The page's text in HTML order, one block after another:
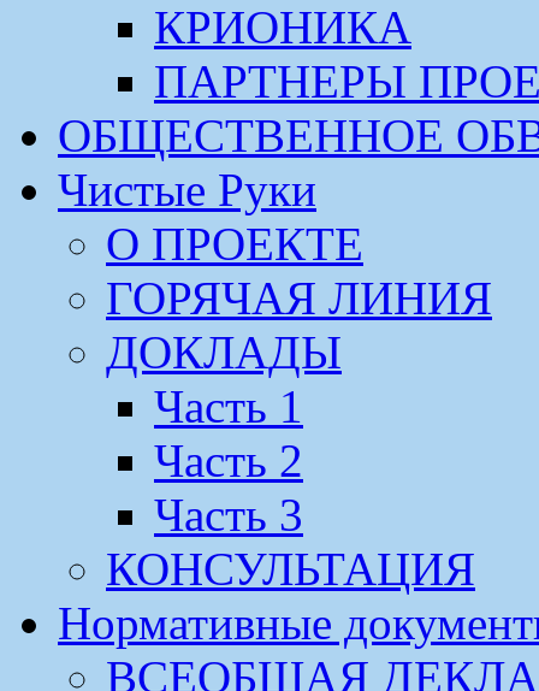
КРИОНИКА
ПАРТНЕРЫ
ОБЩЕСТВЕННОЕ
Чистые Руки
О ПРОЕКТЕ
ГОРЯЧАЯ ЛИНИЯ
ДОКЛАДЫ
Часть 1
Часть 2
Часть 3
КОНСУЛЬТАЦИЯ
Нормативные
ВСЕОБЩАЯ